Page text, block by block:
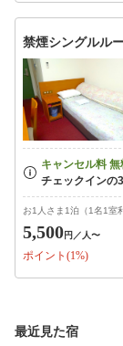
禁煙シングルル
お1人さま1泊（1名1室
5,500円 ／人〜
ポイント(1%)
最近見た宿